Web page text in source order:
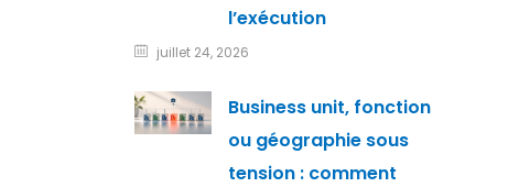
l’exécution
juillet 24, 2026
Business unit, fonction
ou géographie sous
tension : comment